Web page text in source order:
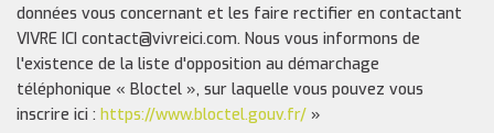
données vous concernant et les faire rectifier en contactant
VIVRE ICI contact@vivreici.com. Nous vous informons de
l'existence de la liste d'opposition au démarchage
téléphonique « Bloctel », sur laquelle vous pouvez vous
inscrire ici : https://www.bloctel.gouv.fr/ »